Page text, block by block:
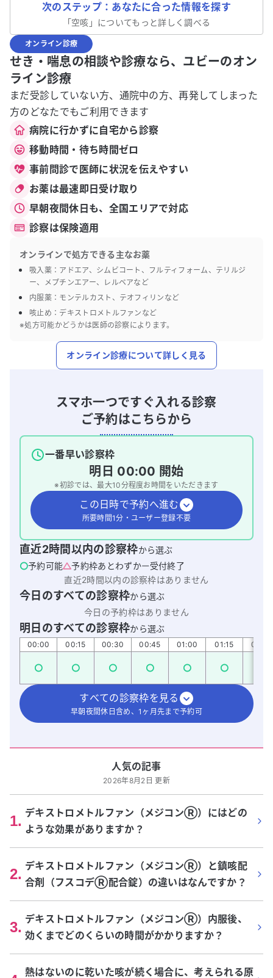
次のステップ：あなたに合った情報を探す
「空咳 」についてもっと詳しく調べる
オンライン診療
せき・喘息の相談や診療なら、ユビーのオン
ライン診療
まだ受診していない方、通院中の方、再発してしまった
方のどなたでもご利用できます
病院に行かずに自宅から診察
移動時間・待ち時間ゼロ
事前問診で医師に状況を伝えやすい
お薬は最速即日受け取り
早朝夜間休日も、全国エリアで対応
診察は保険適用
オンラインで処方できる主なお薬
吸入薬：アドエア、シムビコート、フルティフォーム、テリルジ
ー、メプチンエアー、レルベアなど
内服薬：モンテルカスト、テオフィリンなど
咳止め：デキストロメトルファンなど
※処方可能かどうかは医師の診察によります。
オンライン診療について詳しく見る
スマホ一つですぐ入れる診察
ご予約はこちらから
一番早い診察枠
明日 00:00 開始
※初診では、最大10分程度お時間をいただきます
この日時で予約へ進む
所要時間1分・ユーザー登録不要
直近2時間以内の診察枠から選ぶ
予約可能
予約枠あとわずか
受付終了
直近2時間以内の診察枠はありません
今日のすべての診察枠から選ぶ
今日の予約枠はありません
明日のすべての診察枠から選ぶ
00:00 00:15 00:30 00:45 01:00 01:15 01:30
すべての診察枠を見る
早朝夜間休日含め、1ヶ月先まで予約可
人気の記事
2026年8月2日 更新
1. デキストロメトルファン（メジコンⓇ）にはどの
ような効果がありますか？
2. デキストロメトルファン（メジコンⓇ）と鎮咳配
合剤（フスコデⓇ配合錠）の違いはなんですか？
3. デキストロメトルファン（メジコンⓇ）内服後、
効くまでどのくらいの時間がかかりますか？
熱はないのに乾いた咳が続く場合に、考えられる原